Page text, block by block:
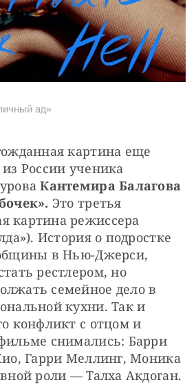
ад»
картина еще
России ученика
Кантемира Балагова
Это третья
картина режиссера
История о подростке
в Нью-Джерси,
рестлером, но
семейное дело в
кухни. Так и
конфликт с отцом и
снимались: Барри
Гарри Меллинг, Моника
роли — Талха Акдоган.